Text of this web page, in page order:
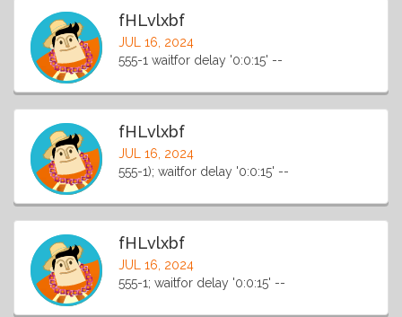
fHLvlxbf
JUL 16, 2024
555-1 waitfor delay '0:0:15' --
fHLvlxbf
JUL 16, 2024
555-1); waitfor delay '0:0:15' --
fHLvlxbf
JUL 16, 2024
555-1; waitfor delay '0:0:15' --